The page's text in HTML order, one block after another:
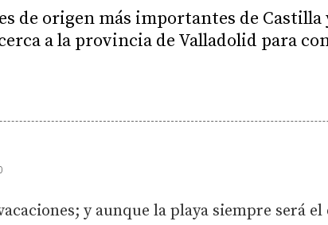
de origen más importantes de
a la provincia de Valladolid para
y aunque la playa siempre será